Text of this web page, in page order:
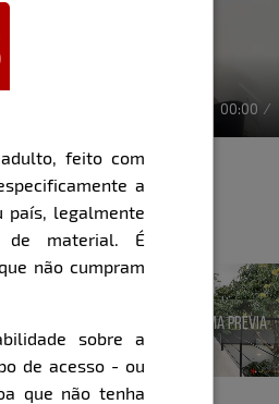
00:00
Parte 3
Clique aqui e veja uma prévia
feito com
a
país, legalmente
de material. É
não cumpram
sobre a
de acesso - ou
que não tenha